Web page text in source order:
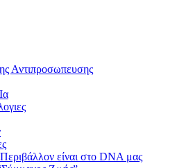
Αντιπροσωπευσης
είναι στο DNA μας